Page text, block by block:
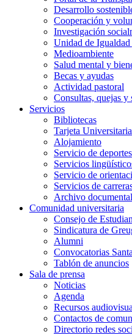
Desarrollo
Cooperación y
Investigación
Unidad de
Medioambiente
Salud mental y
Becas y ayudas
Actividad pastoral
Consultas, quejas y
Servicios
Bibliotecas
Tarjeta
Alojamiento
Servicio de deportes
Servicios
Servicio de
Servicios de
Archivo
Comunidad universitaria
Consejo de
Sindicatura de
Alumni
Convocatorias
Tablón de anuncios
Sala de prensa
Noticias
Agenda
Recursos
Contactos de
Directorio redes